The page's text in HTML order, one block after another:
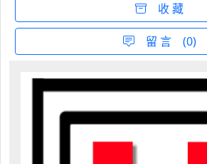
收 藏
留 言 (0)